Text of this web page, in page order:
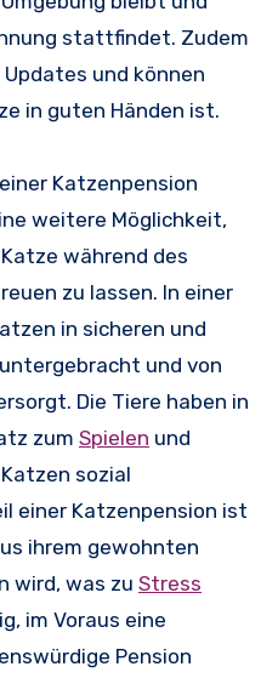
stattfindet. Zudem
und können
in guten Händen ist.
Katzenpension
weitere Möglichkeit,
während des
zu lassen. In einer
in sicheren und
und von
Die Tiere haben in
zum Spielen und
sozial
einer Katzenpension ist
ihrem gewohnten
wird, was zu Stress
im Voraus eine
Pension